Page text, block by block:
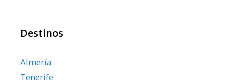
Destinos
Almería
Tenerife